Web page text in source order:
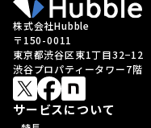
株式会社Hubble
〒150-0011
東京都渋谷区東1丁目32−12
渋谷プロパティータワー7階
サービスについて